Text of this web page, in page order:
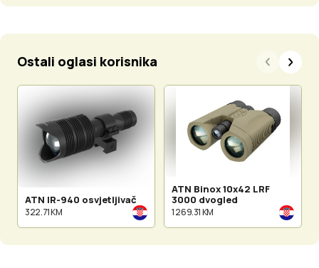
Ostali oglasi korisnika
ATN IR-940 osvjetljivač
322.71 KM
ATN Binox 10x42 LRF
3000 dvogled
1 269.31 KM